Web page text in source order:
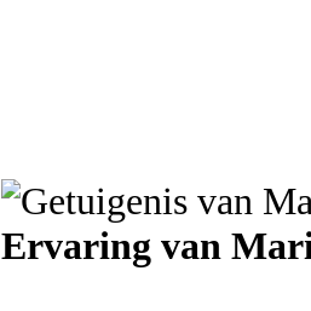
Ervaring van